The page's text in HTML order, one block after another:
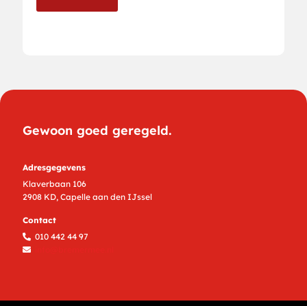
Gewoon goed geregeld.
Adresgegevens
Klaverbaan 106
2908 KD, Capelle aan den IJssel
Contact
010 442 44 97